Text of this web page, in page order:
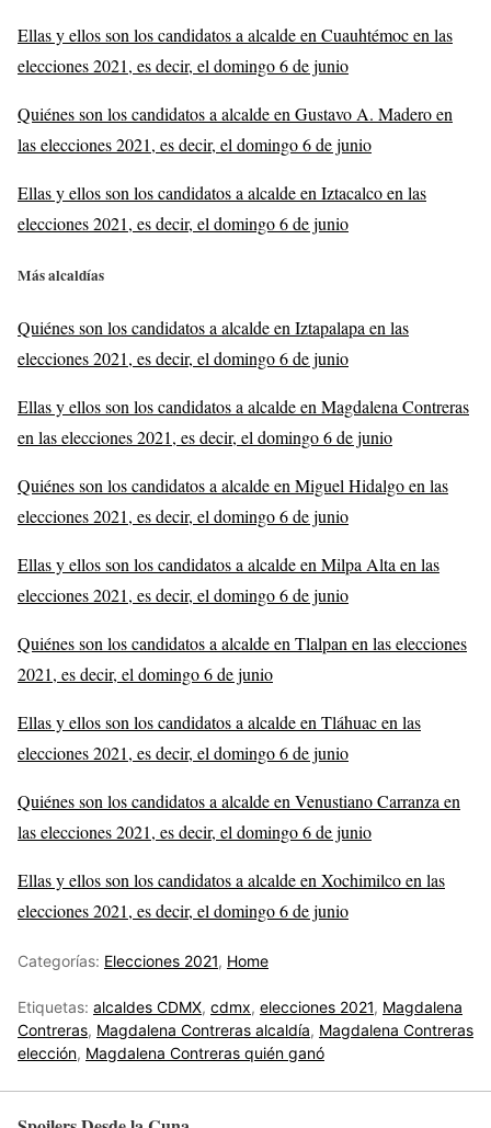
Ellas y ellos son los candidatos a alcalde en Cuauhtémoc en las
elecciones 2021, es decir, el domingo 6 de junio
Quiénes son los candidatos a alcalde en Gustavo A. Madero en
las elecciones 2021, es decir, el domingo 6 de junio
Ellas y ellos son los candidatos a alcalde en Iztacalco en las
elecciones 2021, es decir, el domingo 6 de junio
Más alcaldías
Quiénes son los candidatos a alcalde en Iztapalapa en las
elecciones 2021, es decir, el domingo 6 de junio
Ellas y ellos son los candidatos a alcalde en Magdalena Contreras
en las elecciones 2021, es decir, el domingo 6 de junio
Quiénes son los candidatos a alcalde en Miguel Hidalgo en las
elecciones 2021, es decir, el domingo 6 de junio
Ellas y ellos son los candidatos a alcalde en Milpa Alta en las
elecciones 2021, es decir, el domingo 6 de junio
Quiénes son los candidatos a alcalde en Tlalpan en las elecciones
2021, es decir, el domingo 6 de junio
Ellas y ellos son los candidatos a alcalde en Tláhuac en las
elecciones 2021, es decir, el domingo 6 de junio
Quiénes son los candidatos a alcalde en Venustiano Carranza en
las elecciones 2021, es decir, el domingo 6 de junio
Ellas y ellos son los candidatos a alcalde en Xochimilco en las
elecciones 2021, es decir, el domingo 6 de junio
Categorías: Elecciones 2021, Home
Etiquetas: alcaldes CDMX, cdmx, elecciones 2021, Magdalena
Contreras, Magdalena Contreras alcaldía, Magdalena Contreras
elección, Magdalena Contreras quién ganó